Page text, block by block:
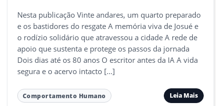
Nesta publicação Vinte andares, um quarto preparado
e os bastidores do resgate A memória viva de Josué e
o rodízio solidário que atravessou a cidade A rede de
apoio que sustenta e protege os passos da jornada
Dois dias até os 80 anos O escritor antes da IA A vida
segura e o acervo intacto […]
Comportamento Humano Leia Mais